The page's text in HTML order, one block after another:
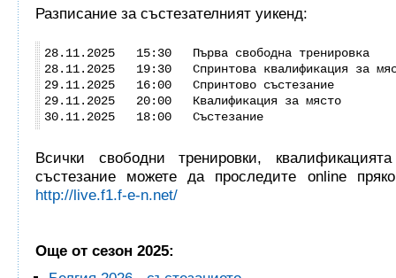
Разписание за състезателният уикенд:
28.11.2025 15:30 Първа свободна тренировка
28.11.2025 19:30 Спринтова квалификация за
29.11.2025 16:00 Спринтово състезание
29.11.2025 20:00 Квалификация за място
30.11.2025 18:00 Състезание
Всички свободни тренировки,
състезание можете да проследите online
http://live.f1.f-e-n.net/
Още от сезон 2025: